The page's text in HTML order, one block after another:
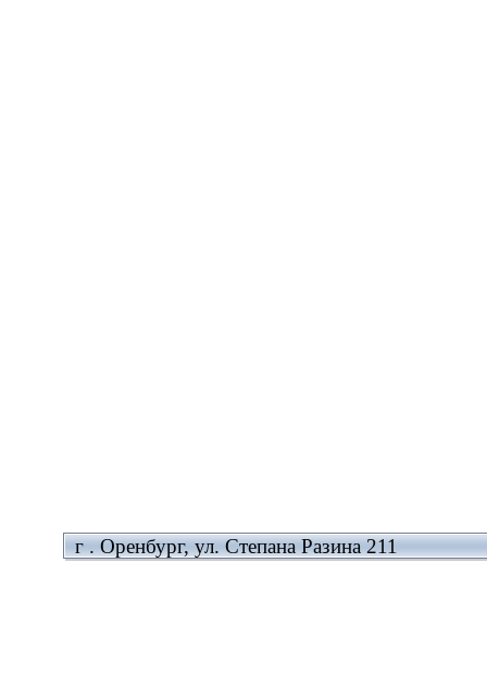
г . Оренбург, ул. Степана Разина 211